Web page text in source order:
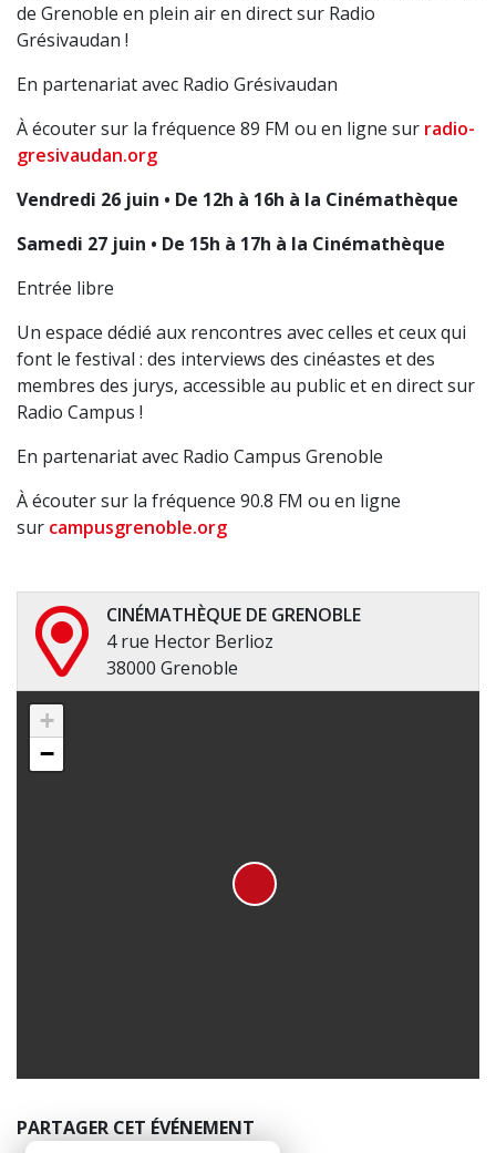
de Grenoble en plein air en direct sur Radio
Grésivaudan !
En partenariat avec Radio Grésivaudan
À écouter sur la fréquence 89 FM ou en ligne sur radio-
gresivaudan.org
Vendredi 26 juin • De 12h à 16h à la Cinémathèque
Samedi 27 juin • De 15h à 17h à la Cinémathèque
Entrée libre
Un espace dédié aux rencontres avec celles et ceux qui
font le festival : des interviews des cinéastes et des
membres des jurys, accessible au public et en direct sur
Radio Campus !
En partenariat avec Radio Campus Grenoble
À écouter sur la fréquence 90.8 FM ou en ligne
sur campusgrenoble.org
CINÉMATHÈQUE DE GRENOBLE
4 rue Hector Berlioz
38000 Grenoble
+
−
PARTAGER CET ÉVÉNEMENT